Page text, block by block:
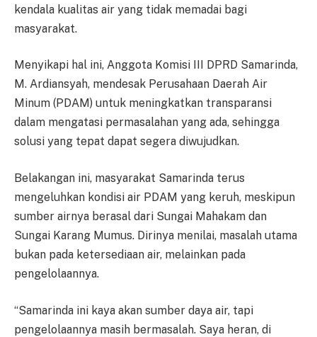
kendala kualitas air yang tidak memadai bagi
masyarakat.
Menyikapi hal ini, Anggota Komisi III DPRD Samarinda,
M. Ardiansyah, mendesak Perusahaan Daerah Air
Minum (PDAM) untuk meningkatkan transparansi
dalam mengatasi permasalahan yang ada, sehingga
solusi yang tepat dapat segera diwujudkan.
Belakangan ini, masyarakat Samarinda terus
mengeluhkan kondisi air PDAM yang keruh, meskipun
sumber airnya berasal dari Sungai Mahakam dan
Sungai Karang Mumus. Dirinya menilai, masalah utama
bukan pada ketersediaan air, melainkan pada
pengelolaannya.
“Samarinda ini kaya akan sumber daya air, tapi
pengelolaannya masih bermasalah. Saya heran, di